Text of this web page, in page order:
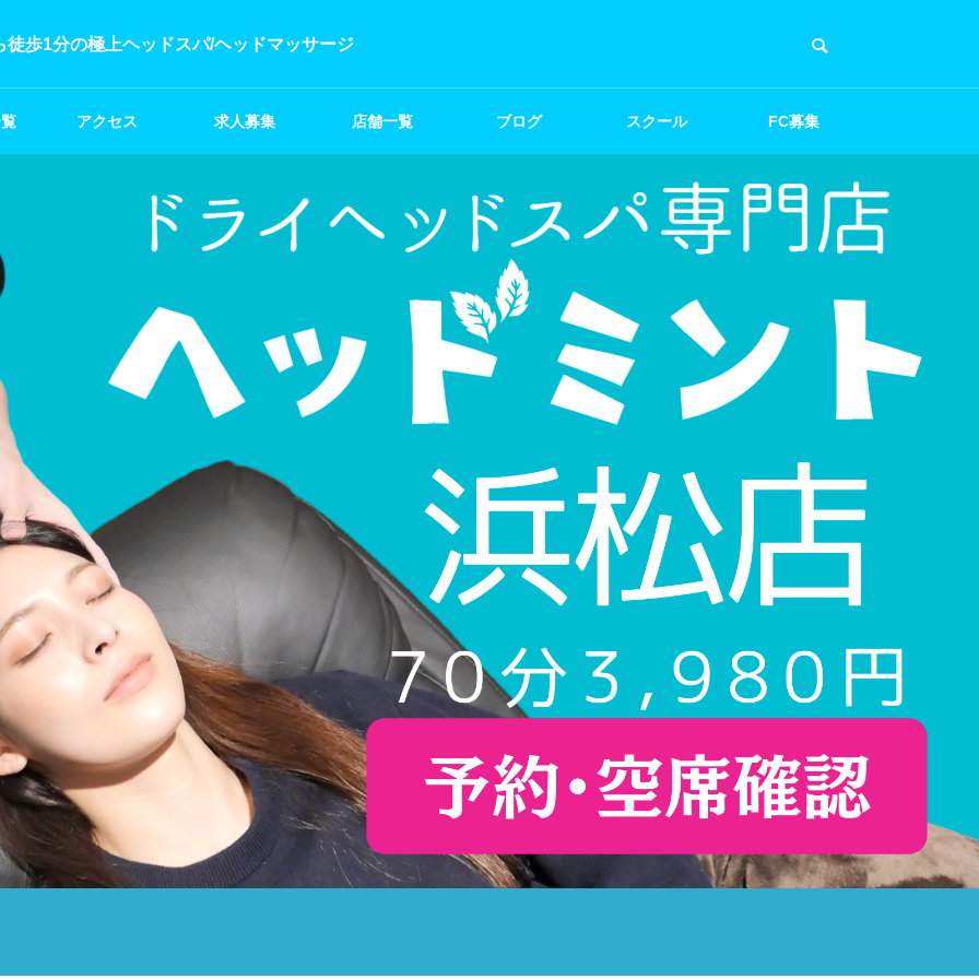
歩1分の極上ヘッドスパ/ヘッドマッサージ
アクセス 求人募集 店舗一覧 ブログ スクール FC募集